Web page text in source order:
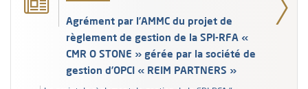
Agrément par l’AMMC du projet de
règlement de gestion de la SPI-RFA «
CMR O STONE » gérée par la société de
gestion d’OPCI « REIM PARTNERS »